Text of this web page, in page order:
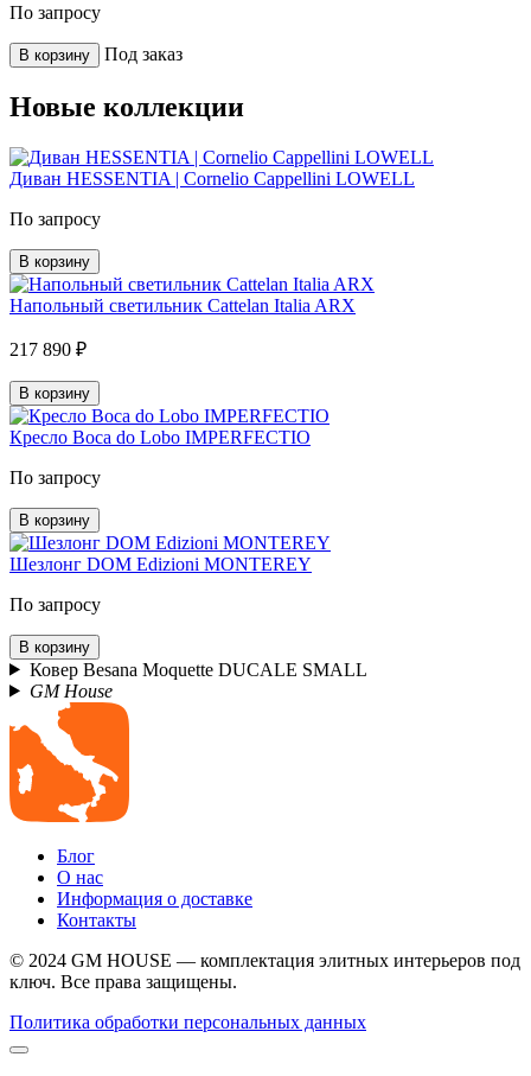
По запросу
В корзину Под заказ
Новые коллекции
Диван HESSENTIA | Cornelio Cappellini LOWELL
По запросу
В корзину
Напольный светильник Cattelan Italia ARX
217 890 ₽
В корзину
Кресло Boca do Lobo IMPERFECTIO
По запросу
В корзину
Шезлонг DOM Edizioni MONTEREY
По запросу
В корзину
Ковер Besana Moquette DUCALE SMALL
GM House
Блог
О нас
Информация о доставке
Контакты
© 2024 GM HOUSE — комплектация элитных интерьеров под
ключ. Все права защищены.
Политика обработки персональных данных